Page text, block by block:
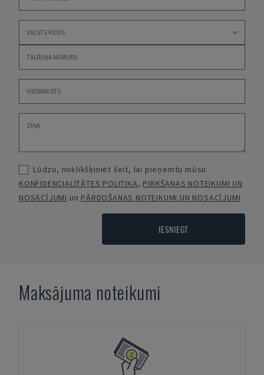
Lūdzu, noklikšķiniet šeit, lai pieņemtu mūsu
KONFIDENCIALITĀTES POLITIKA, PIRKŠANAS NOTEIKUMI UN
NOSACĪJUMI un PĀRDOŠANAS NOTEIKUMI UN NOSACĪJUMI
IESNIEGT
Maksājuma noteikumi